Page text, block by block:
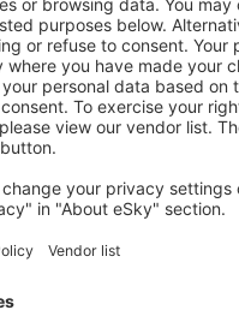
fantásticos en nuestra
Encontramos